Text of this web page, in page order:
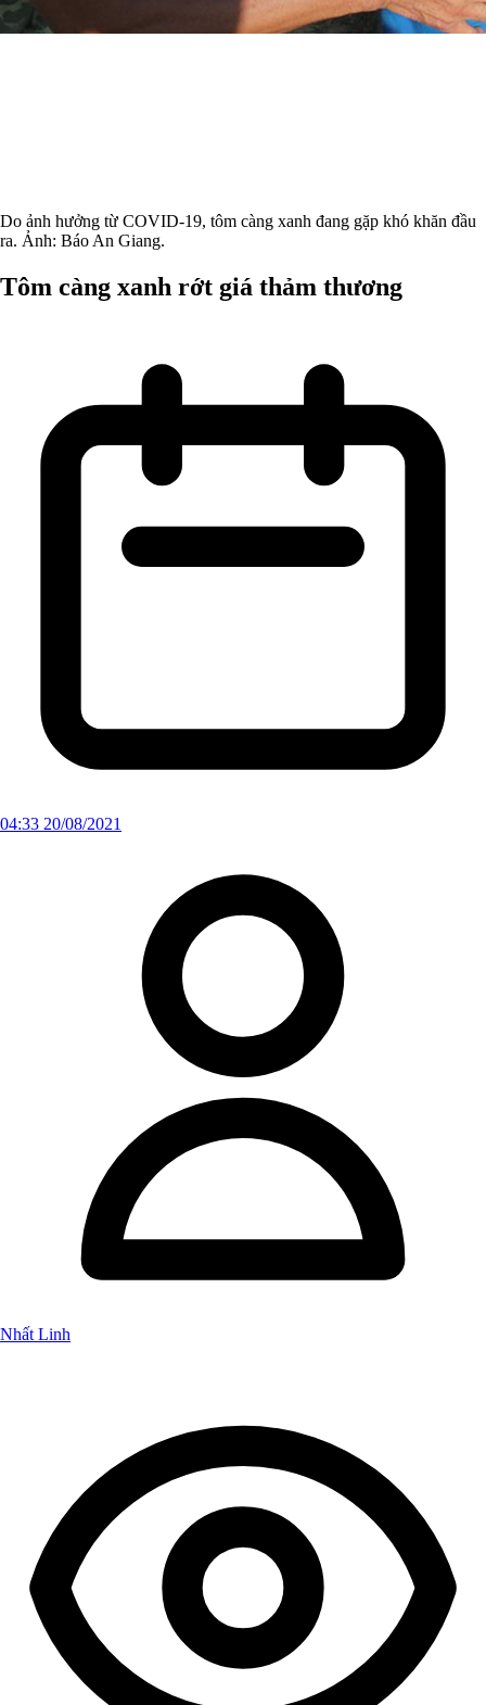
Do ảnh hưởng từ COVID-19, tôm càng xanh đang gặp khó khăn đầu
ra. Ảnh: Báo An Giang.
Tôm càng xanh rớt giá thảm thương
04:33 20/08/2021
Nhất Linh